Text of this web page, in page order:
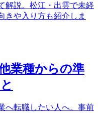
解説。松江・出雲で未経
きや入り方も紹介しま
業種からの準
へ転職したい人へ。事前